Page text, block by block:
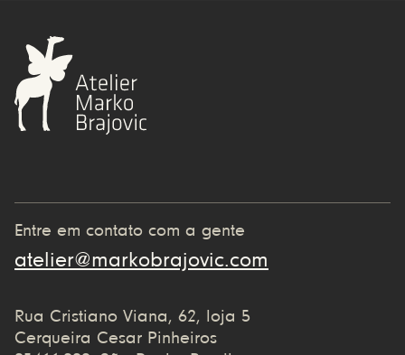
Entre em contato com a gente
atelier@markobrajovic.com
Rua Cristiano Viana, 62, loja 5
Cerqueira Cesar Pinheiros